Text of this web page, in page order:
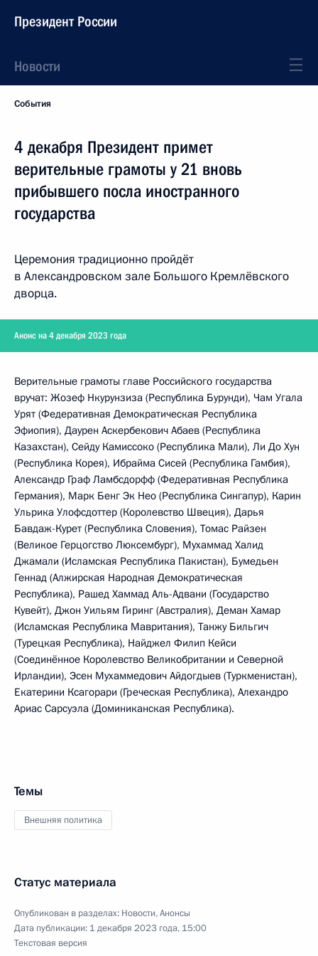
Президент России
Новости
События
4 декабря Президент примет
верительные грамоты у 21 вновь
прибывшего посла иностранного
государства
Церемония традиционно пройдёт
в Александровском зале Большого Кремлёвского
дворца.
Анонс на 4 декабря 2023 года
Верительные грамоты главе Российского государства
вручат: Жозеф Нкурунзиза (Республика Бурунди), Чам Угала
Урят (Федеративная Демократическая Республика
Эфиопия), Даурен Аскербекович Абаев (Республика
Казахстан), Сейду Камиссоко (Республика Мали), Ли До Хун
(Республика Корея), Ибрайма Сисей (Республика Гамбия),
Александр Граф Ламбсдорфф (Федеративная Республика
Германия), Марк Бенг Эк Нео (Республика Сингапур), Карин
Ульрика Улофсдоттер (Королевство Швеция), Дарья
Бавдаж-Курет (Республика Словения), Томас Райзен
(Великое Герцогство Люксембург), Мухаммад Халид
Джамали (Исламская Республика Пакистан), Бумедьен
Геннад (Алжирская Народная Демократическая
Республика), Рашед Хаммад Аль-Адвани (Государство
Кувейт), Джон Уильям Гиринг (Австралия), Деман Хамар
(Исламская Республика Мавритания), Танжу Бильгич
(Турецкая Республика), Найджел Филип Кейси
(Соединённое Королевство Великобритании и Северной
Ирландии), Эсен Мухаммедович Айдогдыев (Туркменистан),
Екатерини Ксагорари (Греческая Республика), Алехандро
Ариас Сарсуэла (Доминиканская Республика).
Темы
Внешняя политика
Статус материала
Опубликован в разделах: Новости,Анонсы
Дата публикации: 1 декабря 2023 года, 15:00
Текстовая версия